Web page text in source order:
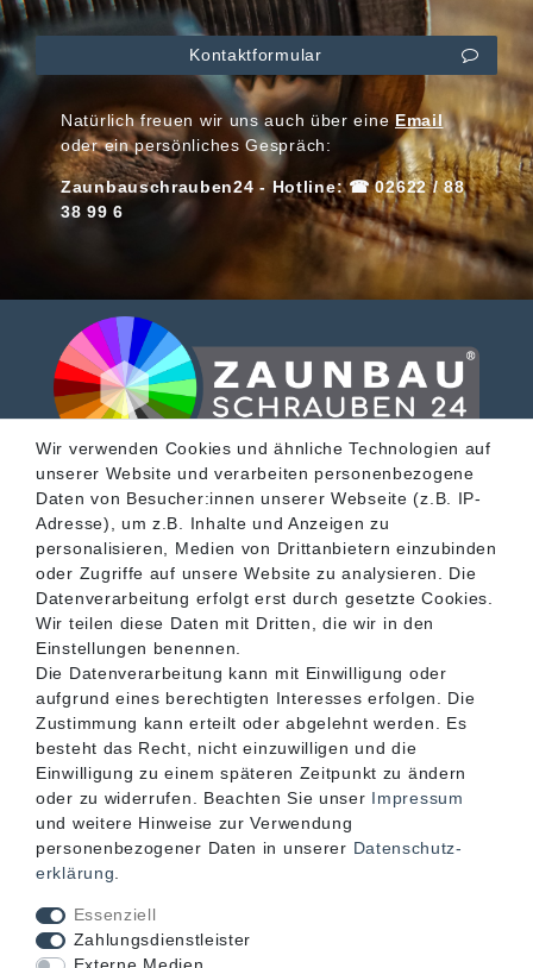
Kontaktformular
Natürlich freuen wir uns auch über eineEmail
oder ein persönliches Gespräch:
Zaunbauschrauben24 - Hotline: ☎ 02622 / 88
38 99 6
SERVICE
INFORMATIONEN
KONTAKT
Wir verwenden Cookies und ähnliche Technologien auf
unserer Website und verarbeiten personenbezogene
Daten von Besucher:innen unserer Webseite (z.B. IP-
Adresse), um z.B. Inhalte und Anzeigen zu
personalisieren, Medien von Drittanbietern einzubinden
oder Zugriffe auf unsere Website zu analysieren. Die
Datenverarbeitung erfolgt erst durch gesetzte Cookies.
Wir teilen diese Daten mit Dritten, die wir in den
Einstellungen benennen.
Die Datenverarbeitung kann mit Einwilligung oder
aufgrund eines berechtigten Interesses erfolgen. Die
Zustimmung kann erteilt oder abgelehnt werden. Es
besteht das Recht, nicht einzuwilligen und die
Einwilligung zu einem späteren Zeitpunkt zu ändern
oder zu widerrufen. Beachten Sie unser Impressum
und weitere Hinweise zur Verwendung
personenbezogener Daten in unserer Daten­schutz­
erklärung
Essenziell
Zahlungsdienstleister